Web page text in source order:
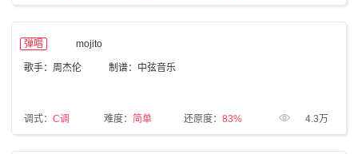
弹唱 mojito
歌手：周杰伦 制谱：中弦音乐
调式： C调 难度： 简单 还原度： 83% 4.3万